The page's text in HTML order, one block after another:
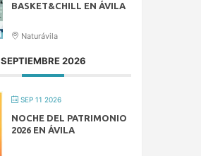
BASKET&CHILL EN ÁVILA
Naturávila
SEPTIEMBRE 2026
SEP 11 2026
NOCHE DEL PATRIMONIO
2026 EN ÁVILA